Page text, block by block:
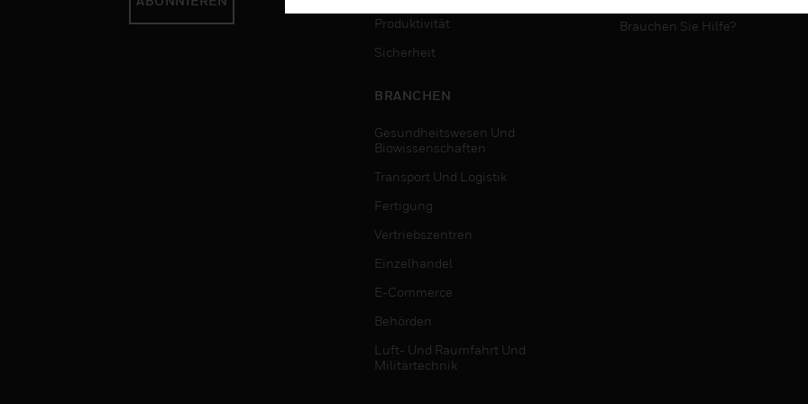
Produktivität
Sicherheit
BRANCHEN
Gesundheitswesen Und
Biowissenschaften
Transport Und Logistik
Fertigung
Vertriebszentren
Einzelhandel
E-Commerce
Behörden
Luft- Und Raumfahrt Und
Militärtechnik
Brauchen Sie Hilfe?